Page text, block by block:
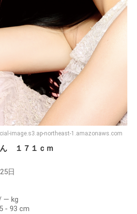
image.s3.ap-northeast-1.amazonaws.com
１７１ｃｍ
日
― kg
- 93 cm